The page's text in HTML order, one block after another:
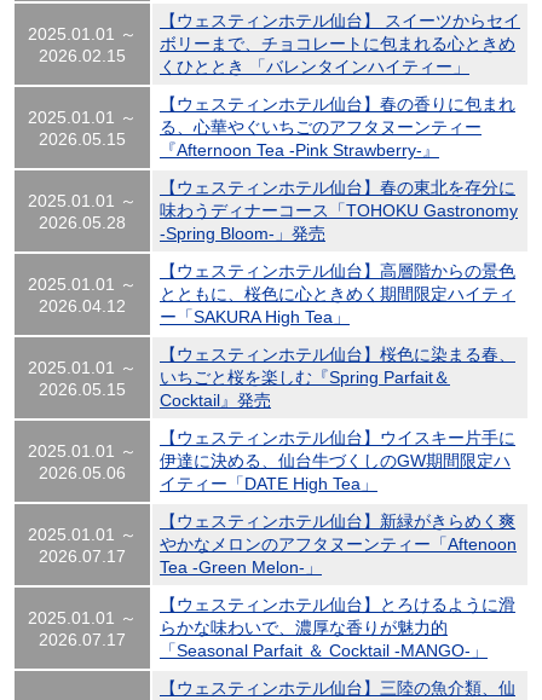
2025.01.01 ～
2026.02.15
【ウェスティンホテル仙台】 スイーツからセイ
ボリーまで、チョコレートに包まれる心ときめ
くひととき 「バレンタインハイティー」
2025.01.01 ～
2026.05.15
【ウェスティンホテル仙台】春の香りに包まれ
る、心華やぐいちごのアフタヌーンティー
『Afternoon Tea -Pink Strawberry-』
2025.01.01 ～
2026.05.28
【ウェスティンホテル仙台】春の東北を存分に
味わうディナーコース「TOHOKU Gastronomy
-Spring Bloom-」発売
2025.01.01 ～
2026.04.12
【ウェスティンホテル仙台】高層階からの景色
とともに、桜色に心ときめく期間限定ハイティ
ー「SAKURA High Tea」
2025.01.01 ～
2026.05.15
【ウェスティンホテル仙台】桜色に染まる春、
いちごと桜を楽しむ『Spring Parfait＆
Cocktail』発売
2025.01.01 ～
2026.05.06
【ウェスティンホテル仙台】ウイスキー片手に
伊達に決める、仙台牛づくしのGW期間限定ハ
イティー「DATE High Tea」
2025.01.01 ～
2026.07.17
【ウェスティンホテル仙台】新緑がきらめく爽
やかなメロンのアフタヌーンティー「Aftenoon
Tea -Green Melon-」
2025.01.01 ～
2026.07.17
【ウェスティンホテル仙台】とろけるように滑
らかな味わいで、濃厚な香りが魅力的
「Seasonal Parfait ＆ Cocktail -MANGO-」
【ウェスティンホテル仙台】三陸の魚介類、仙